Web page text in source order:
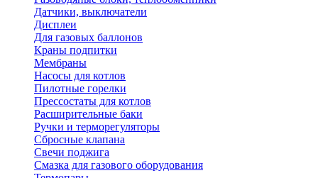
Датчики, выключатели
Дисплеи
Для газовых баллонов
Краны подпитки
Мембраны
Насосы для котлов
Пилотные горелки
Прессостаты для котлов
Расширительные баки
Ручки и терморегуляторы
Сбросные клапана
Свечи поджига
Смазка для газового оборудования